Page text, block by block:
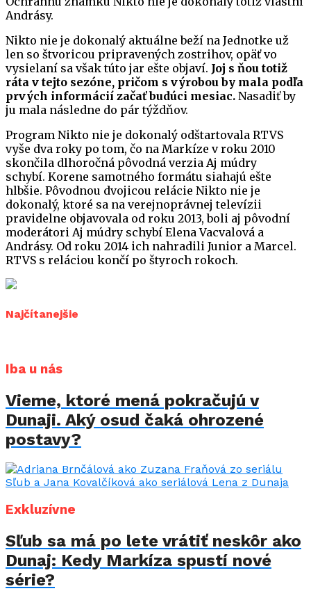
Andrásy.
Nikto nie je dokonalý aktuálne beží na Jednotke už
len so štvoricou pripravených zostrihov, opäť vo
vysielaní sa však túto jar ešte objaví. Joj s ňou totiž
ráta v tejto sezóne, pričom s výrobou by mala podľa
prvých informácií začať budúci mesiac. Nasadiť by
ju mala následne do pár týždňov.
Program Nikto nie je dokonalý odštartovala RTVS
vyše dva roky po tom, čo na Markíze v roku 2010
skončila dlhoročná pôvodná verzia Aj múdry
schybí. Korene samotného formátu siahajú ešte
hlbšie. Pôvodnou dvojicou relácie Nikto nie je
dokonalý, ktoré sa na verejnoprávnej televízii
pravidelne objavovala od roku 2013, boli aj pôvodní
moderátori Aj múdry schybí Elena Vacvalová a
Andrásy. Od roku 2014 ich nahradili Junior a Marcel.
RTVS s reláciou končí po štyroch rokoch.
Najčítanejšie
Iba u nás
Vieme, ktoré mená pokračujú v
Dunaji. Aký osud čaká ohrozené
postavy?
Exkluzívne
Sľub sa má po lete vrátiť neskôr ako
Dunaj: Kedy Markíza spustí nové
série?